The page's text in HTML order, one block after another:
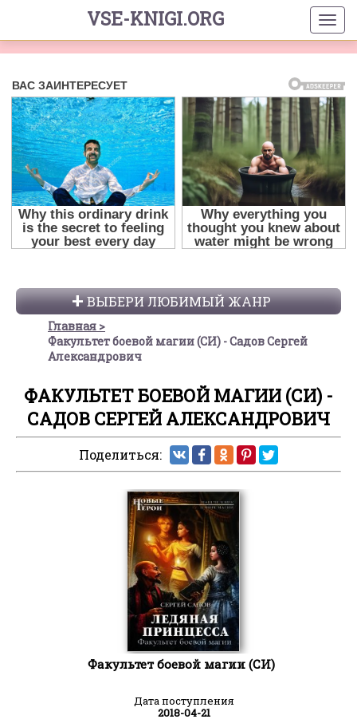
VSE-KNIGI.ORG
ВЫБЕРИ ЛЮБИМЫЙ ЖАНР
Главная
Факультет боевой магии (СИ) - Садов Сергей
Александрович
ФАКУЛЬТЕТ БОЕВОЙ МАГИИ (СИ) -
САДОВ СЕРГЕЙ АЛЕКСАНДРОВИЧ
Поделиться:
Факультет боевой магии (СИ)
Дата поступления
2018-04-21